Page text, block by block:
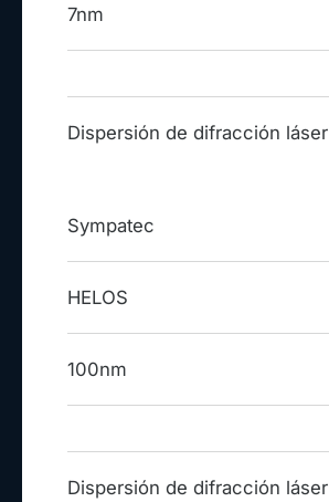
7nm
Dispersión de difracción láser
Sympatec
HELOS
100nm
Dispersión de difracción láser